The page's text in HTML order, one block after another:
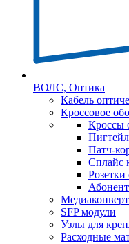
ВОЛС, Оптика
Кабель
Кроссовое
Кроссы
Патч-
Сплайс
Розетки
SFP модули
Узлы для
Расходные